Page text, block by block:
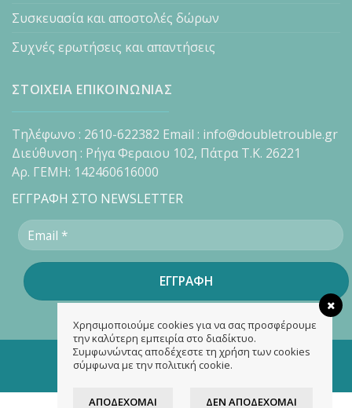
Συσκευασία και αποστολές δώρων
Συχνές ερωτήσεις και απαντήσεις
ΣΤΟΙΧΕΙΑ ΕΠΙΚΟΙΝΩΝΙΑΣ
Τηλέφωνο : 2610-622382 Email : info@doubletrouble.gr
Διεύθυνση : Ρήγα Φεραιου 102, Πάτρα Τ.Κ. 26221
Αρ. ΓΕΜΗ: 142460616000
ΕΓΓΡΑΦΗ ΣΤΟ NEWSLETTER
Copyright 2026 ©doubletrouble.gr
Designed & developed by
Χρησιμοποιούμε cookies για να σας προσφέρουμε
την καλύτερη εμπειρία στο διαδίκτυο.
Συμφωνώντας αποδέχεστε τη χρήση των cookies
σύμφωνα με την πολιτική cookie.
ΑΠΟΔΈΧΟΜΑΙ ΔΕΝ ΑΠΟΔΈΧΟΜΑΙ